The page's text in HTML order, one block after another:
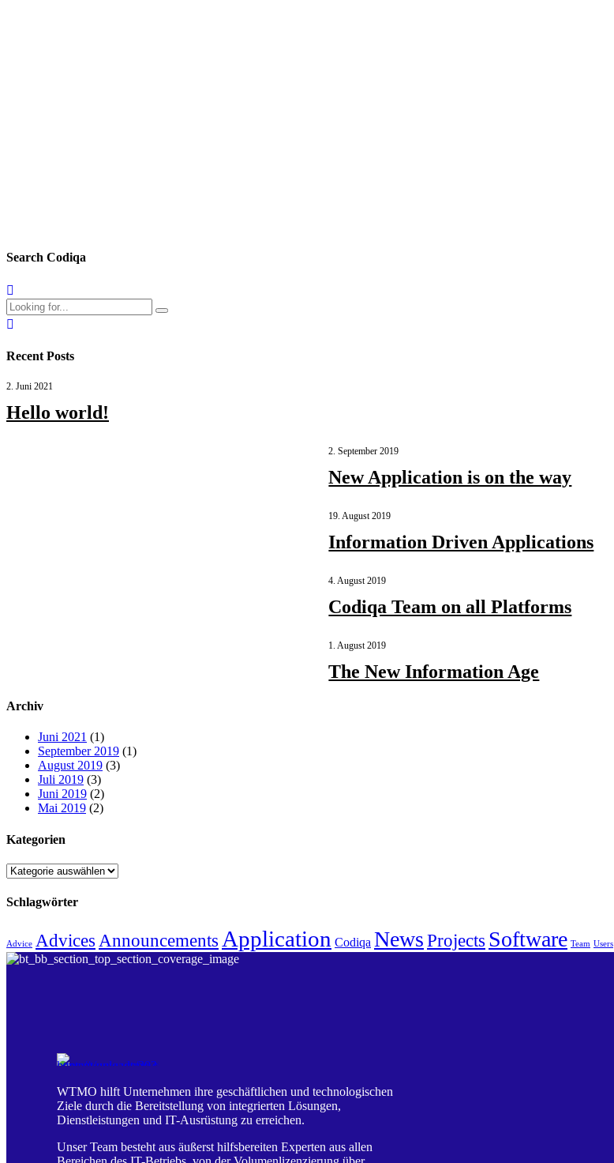
Search Codiqa
Recent Posts
2. Juni 2021
Hello world!
2. September 2019
New Application is on the way
19. August 2019
Information Driven Applications
4. August 2019
Codiqa Team on all Platforms
1. August 2019
The New Information Age
Archiv
Juni 2021 (1)
September 2019 (1)
August 2019 (3)
Juli 2019 (3)
Juni 2019 (2)
Mai 2019 (2)
Kategorien
Kategorien
Schlagwörter
Advice AdvicesAnnouncements Application Codiqa NewsProjects Software Team Users
WTMO hilft Unternehmen ihre geschäftlichen und technologischen
Ziele durch die Bereitstellung von integrierten Lösungen,
Dienstleistungen und IT-Ausrüstung zu erreichen.
Unser Team besteht aus äußerst hilfsbereiten Experten aus allen